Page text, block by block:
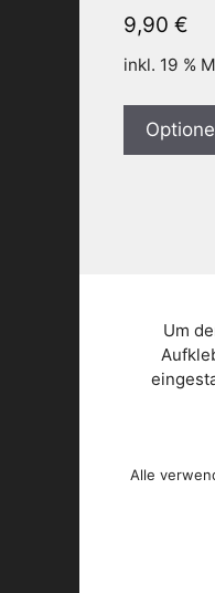
9,90 €
inkl. 19 %
Um
Alle